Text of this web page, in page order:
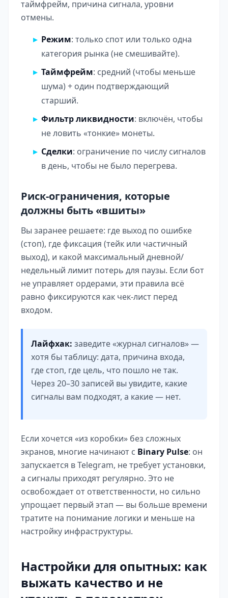
таймфрейм, причина сигнала, уровни
отмены.
Режим: только спот или только одна
категория рынка (не смешивайте).
Таймфрейм: средний (чтобы меньше
шума) + один подтверждающий
старший.
Фильтр ликвидности: включён, чтобы
не ловить «тонкие» монеты.
Сделки: ограничение по числу сигналов
в день, чтобы не было перегрева.
Риск-ограничения, которые
должны быть «вшиты»
Вы заранее решаете: где выход по ошибке
(стоп), где фиксация (тейк или частичный
выход), и какой максимальный дневной/
недельный лимит потерь для паузы. Если бот
не управляет ордерами, эти правила всё
равно фиксируются как чек-лист перед
входом.
Лайфхак: заведите «журнал сигналов» —
хотя бы таблицу: дата, причина входа,
где стоп, где цель, что пошло не так.
Через 20–30 записей вы увидите, какие
сигналы вам подходят, а какие — нет.
Если хочется «из коробки» без сложных
экранов, многие начинают с Binary Pulse: он
запускается в Telegram, не требует установки,
а сигналы приходят регулярно. Это не
освобождает от ответственности, но сильно
упрощает первый этап — вы больше времени
тратите на понимание логики и меньше на
настройку инфраструктуры.
Настройки для опытных: как
выжать качество и не